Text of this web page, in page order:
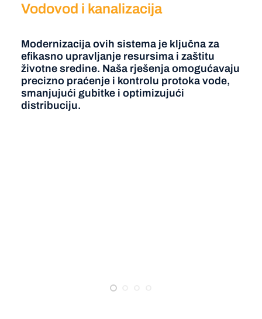
Vodovod i kanalizacija
Modernizacija ovih sistema je ključna za
efikasno upravljanje resursima i zaštitu
životne sredine. Naša rješenja omogućavaju
precizno praćenje i kontrolu protoka vode,
smanjujući gubitke i optimizujući
distribuciju.